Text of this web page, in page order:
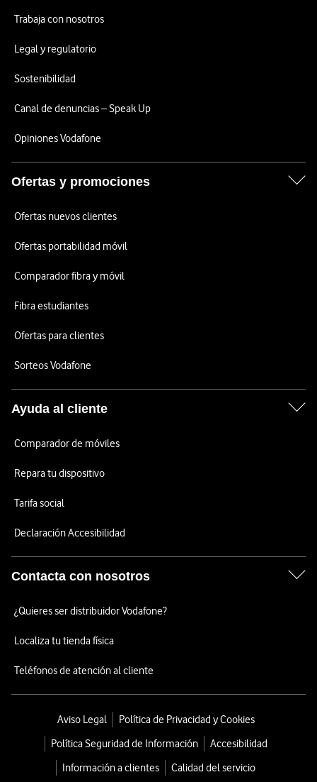
Trabaja con nosotros
Legal y regulatorio
Sostenibilidad
Canal de denuncias – Speak Up
Opiniones Vodafone
Ofertas y promociones
Ofertas nuevos clientes
Ofertas portabilidad móvil
Comparador fibra y móvil
Fibra estudiantes
Ofertas para clientes
Sorteos Vodafone
Ayuda al cliente
Comparador de móviles
Repara tu dispositivo
Tarifa social
Declaración Accesibilidad
Contacta con nosotros
¿Quieres ser distribuidor Vodafone?
Localiza tu tienda física
Teléfonos de atención al cliente
Aviso Legal
Política de Privacidad y Cookies
Política Seguridad de Información
Accesibilidad
Información a clientes
Calidad del servicio